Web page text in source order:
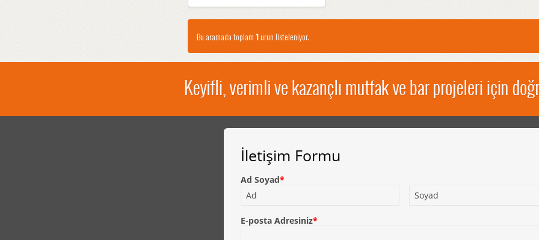
Bu aramada toplam1ürün listeleniyor.